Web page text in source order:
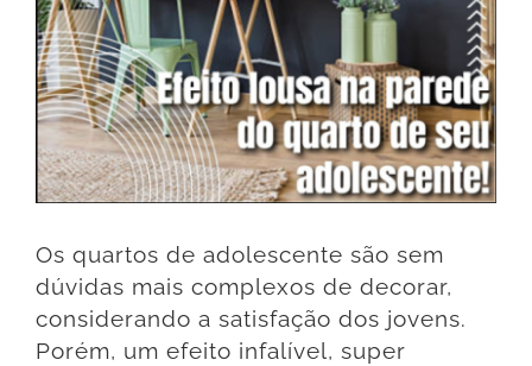
Os quartos de adolescente são sem
dúvidas mais complexos de decorar,
considerando a satisfação dos jovens.
Porém, um efeito infalível, super